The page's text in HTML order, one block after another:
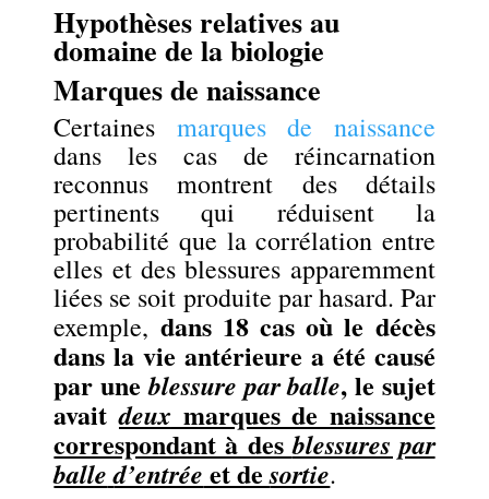
Hypothèses relatives au
domaine de la biologie
Marques de naissance
Certaines
marques de naissance
dans les cas de réincarnation
reconnus montrent des détails
pertinents qui réduisent la
probabilité que la corrélation entre
elles et des blessures apparemment
liées se soit produite par hasard. Par
exemple, dans 18 cas où le décès
dans la vie antérieure a été causé
par uneblessure par balle, le sujet
avaitdeuxmarques de naissance
correspondant à desblessures par
balle d’entrée et desortie.